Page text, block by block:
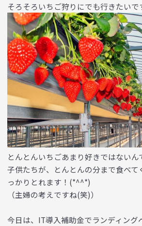
そろそろいちご狩りにでも行きたい
とんとんいちごあまり好きではないん
子供たちが、とんとんの分まで食べて
っかりとれます！(*^^*)
（主婦の考えですね(笑)）
今日は、IT導入補助金でランディング